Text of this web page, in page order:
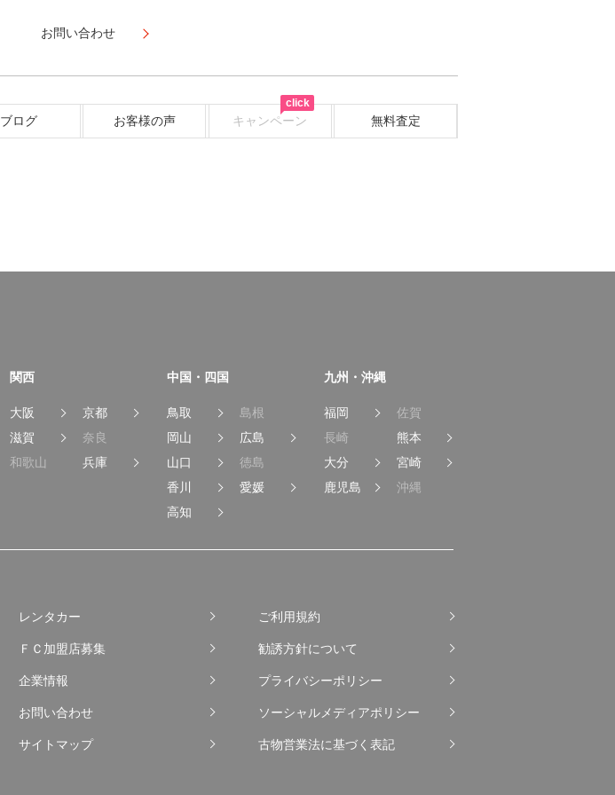
お問い合わせ
ブログ お客様の声 キャンペーン 無料査定
click
関西
大阪
京都
滋賀
奈良
和歌山
兵庫
中国・四国
鳥取
島根
岡山
広島
山口
徳島
香川
愛媛
高知
九州・沖縄
福岡
佐賀
長崎
熊本
大分
宮崎
鹿児島
沖縄
レンタカー
ＦＣ加盟店募集
企業情報
お問い合わせ
サイトマップ
ご利用規約
勧誘方針について
プライバシーポリシー
ソーシャルメディアポリシー
古物営業法に基づく表記